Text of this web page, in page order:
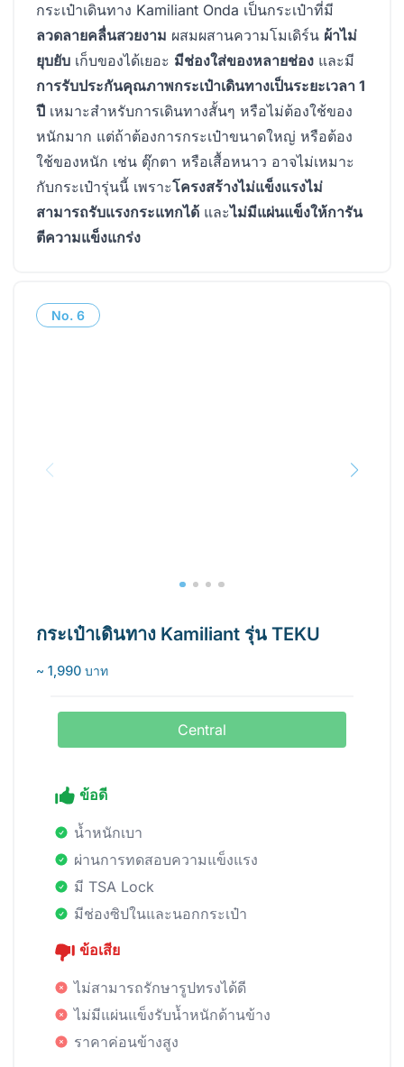
กระเป๋าเดินทาง Kamiliant Onda เป็นกระเป๋าที่มี
ลวดลายคลื่นสวยงาม ผสมผสานความโมเดิร์น ผ้าไม่
ยุบยับ เก็บของได้เยอะ มีช่องใส่ของหลายช่อง และมี
การรับประกันคุณภาพกระเป๋าเดินทางเป็นระยะเวลา 1
ปี เหมาะสำหรับการเดินทางสั้นๆ หรือไม่ต้องใช้ของ
หนักมาก แต่ถ้าต้องการกระเป๋าขนาดใหญ่ หรือต้อง
ใช้ของหนัก เช่น ตุ๊กตา หรือเสื้อหนาว อาจไม่เหมาะ
กับกระเป๋ารุ่นนี้ เพราะโครงสร้างไม่แข็งแรงไม่
สามารถรับแรงกระแทกได้ และไม่มีแผ่นแข็งให้การัน
ตีความแข็งแกร่ง
No. 6
กระเป๋าเดินทาง Kamiliant รุ่น TEKU
~ 1,990 บาท
Central
ข้อดี
น้ำหนักเบา
ผ่านการทดสอบความแข็งแรง
มี TSA Lock
มีช่องซิปในและนอกกระเป๋า
ข้อเสีย
ไม่สามารถรักษารูปทรงได้ดี
ไม่มีแผ่นแข็งรับน้ำหนักด้านข้าง
ราคาค่อนข้างสูง